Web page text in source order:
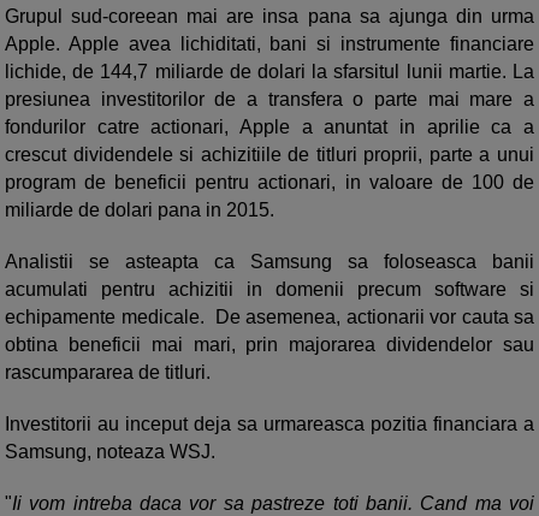
Grupul sud-coreean mai are insa pana sa ajunga din urma
Apple. Apple avea lichiditati, bani si instrumente financiare
lichide, de 144,7 miliarde de dolari la sfarsitul lunii martie. La
presiunea investitorilor de a transfera o parte mai mare a
fondurilor catre actionari, Apple a anuntat in aprilie ca a
crescut dividendele si achizitiile de titluri proprii, parte a unui
program de beneficii pentru actionari, in valoare de 100 de
miliarde de dolari pana in 2015.
Analistii se asteapta ca Samsung sa foloseasca banii
acumulati pentru achizitii in domenii precum software si
echipamente medicale. De asemenea, actionarii vor cauta sa
obtina beneficii mai mari, prin majorarea dividendelor sau
rascumpararea de titluri.
Investitorii au inceput deja sa urmareasca pozitia financiara a
Samsung, noteaza WSJ.
"Ii vom intreba daca vor sa pastreze toti banii. Cand ma voi